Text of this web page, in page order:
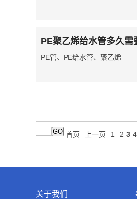
PE聚乙烯给水管多久需
PE管、PE给水管、聚乙烯
首页 上一页 1 2 3 4
GO
关于我们